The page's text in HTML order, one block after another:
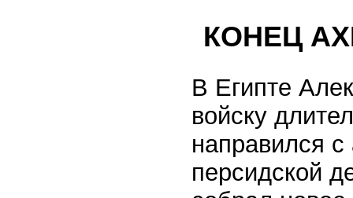
КОНЕЦ
В Египте
войску
направился
персидской